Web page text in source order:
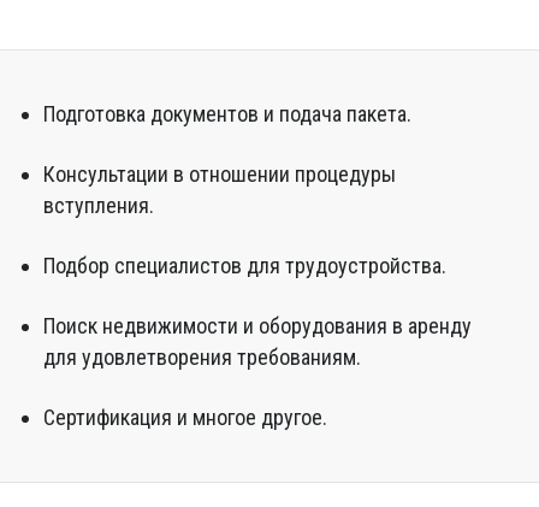
Подготовка документов и подача пакета.
Консультации в отношении процедуры
вступления.
Подбор специалистов для трудоустройства.
Поиск недвижимости и оборудования в аренду
для удовлетворения требованиям.
Сертификация и многое другое.